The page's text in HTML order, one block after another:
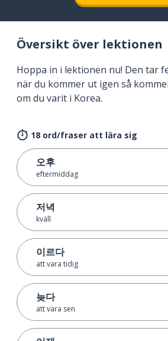
Översikt över lektionen
Hoppa in i lektionen nu! Den tar
när du kommer ut igen så
om du varit i Korea.
18 ord/fraser att lära sig
오후
eftermiddag
저녁
kväll
이르다
att vara tidig
늦다
att vara sen